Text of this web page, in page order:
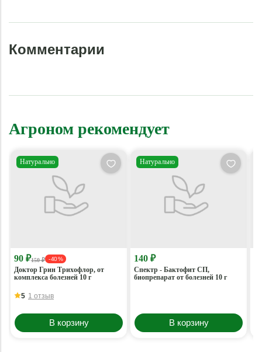
Комментарии
Агроном рекомендует
Натурально
90 ₽150 ₽ - 40 %
Доктор Грин Трихофлор, от
комплекса болезней 10 г
5 1 отзыв
В корзину
Натурально
140 ₽
Спектр - Бактофит СП,
биопрепарат от болезней 10 г
В корзину